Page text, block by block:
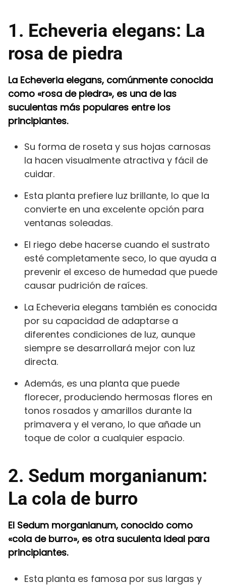
1. Echeveria elegans: La
rosa de piedra
La Echeveria elegans, comúnmente conocida
como «rosa de piedra», es una de las
suculentas más populares entre los
principiantes.
Su forma de roseta y sus hojas carnosas
la hacen visualmente atractiva y fácil de
cuidar.
Esta planta prefiere luz brillante, lo que la
convierte en una excelente opción para
ventanas soleadas.
El riego debe hacerse cuando el sustrato
esté completamente seco, lo que ayuda a
prevenir el exceso de humedad que puede
causar pudrición de raíces.
La Echeveria elegans también es conocida
por su capacidad de adaptarse a
diferentes condiciones de luz, aunque
siempre se desarrollará mejor con luz
directa.
Además, es una planta que puede
florecer, produciendo hermosas flores en
tonos rosados y amarillos durante la
primavera y el verano, lo que añade un
toque de color a cualquier espacio.
2. Sedum morganianum:
La cola de burro
El Sedum morganianum, conocido como
«cola de burro», es otra suculenta ideal para
principiantes.
Esta planta es famosa por sus largas y